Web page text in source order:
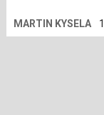
stručnosti přiblížil
MARTIN KYSELA